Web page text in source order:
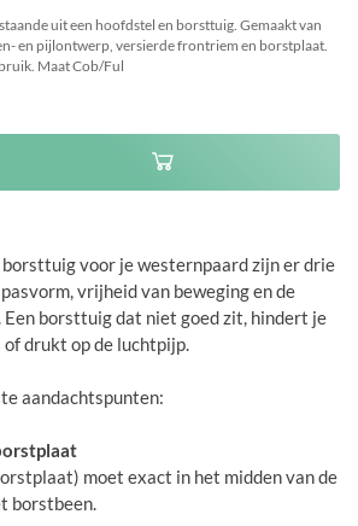
uit een hoofdstel en borsttuig. Gemaakt van
en pijlontwerp, versierde frontriem en borstplaat.
Maat Cob/Ful
borsttuig voor je westernpaard zijn er drie
vrijheid van beweging en de
borsttuig dat niet goed zit, hindert je
of drukt op de luchtpijp.
aandachtspunten:
moet exact in het midden van de
borstbeen.